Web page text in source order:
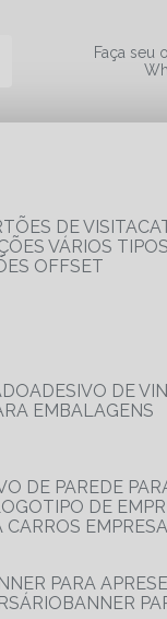
Faça seu
DE VISITA
VÁRIOS TIPOS
OFFSET
ADESIVO DE
EMBALAGENS
DE PAREDE
DE
CARROS EMPRESA
PARA
BANNER